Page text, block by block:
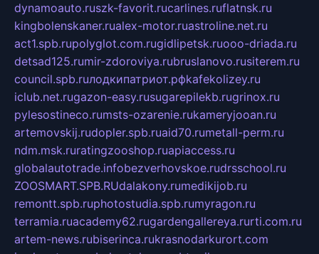
dynamoauto.ruszk-favorit.rucarlines.ruflatnsk.ru
kingbolenskaner.rualex-motor.ruastroline.net.ru
act1.spb.rupolyglot.com.rugidlipetsk.ruooo-driada.ru
detsad125.rumir-zdoroviya.rubruslanovo.rusiterem.ru
council.spb.ruлодкипатриот.рфkafekolizey.ru
iclub.net.rugazon-easy.rusugarepilekb.rugrinox.ru
pylesostineco.rumsts-ozarenie.rukameryjooan.ru
artemovskij.rudopler.spb.ruaid70.rumetall-perm.ru
ndm.msk.ruratingzooshop.ruapiaccess.ru
globalautotrade.infobezverhovskoe.rudrsschool.ru
ZOOSMART.SPB.RUdalakony.rumedikijob.ru
remontt.spb.ruphotostudia.spb.rumyragon.ru
terramia.ruacademy62.rugardengallereya.rurti.com.ru
artem-news.rubiserinca.rukrasnodarkurort.com